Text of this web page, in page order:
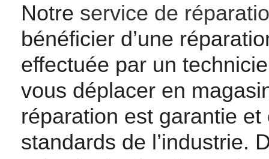
Notre service de
bénéficier d’une
effectuée par un
vous déplacer en
réparation est garantie
standards de l’industrie.